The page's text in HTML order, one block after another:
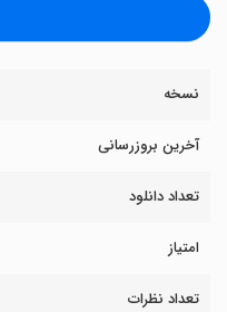
نسخه
آخرین بروزرسانی
تعداد دانلود
امتیاز
تعداد نظرات